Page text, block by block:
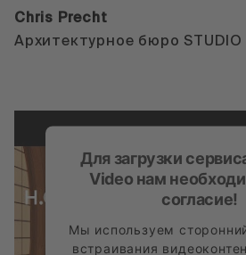
Chris Precht
Архитектурное бюро STUDIO
Для загрузки
Video нам
согласие!
Мы используем
встраивания